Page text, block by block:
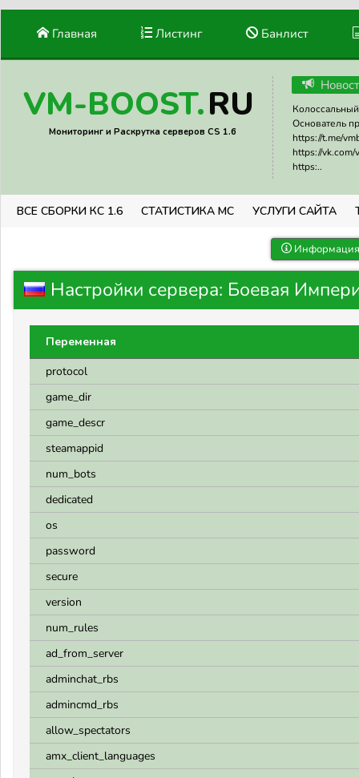
Главная Листинг Банлист
VM-BOOST.RU
Мониторинг и Раскрутка серверов CS 1.6
Основатель
https://t.me/
https://vk.com/
https:..
ВСЕ СБОРКИ КС 1.6 СТАТИСТИКА МС УСЛУГИ САЙТА
Настройки сервера: Боевая
Переменная
protocol
game_dir
game_descr
steamappid
num_bots
dedicated
os
password
secure
version
num_rules
ad_from_server
adminchat_rbs
admincmd_rbs
allow_spectators
amx_client_languages